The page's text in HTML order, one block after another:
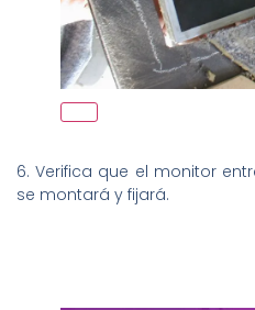
6. Verifica que el monitor
se montará y fijará.